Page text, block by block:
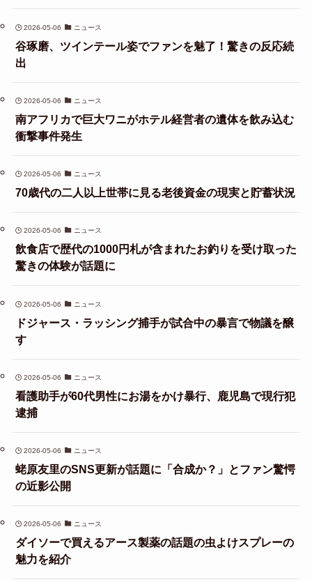
2026-05-06 ニュース
谷琢磨、ツインテール姿でファンを魅了！驚きの反応続
出
2026-05-06 ニュース
南アフリカで巨大ワニがホテル経営者の遺体を飲み込む
衝撃事件発生
2026-05-06 ニュース
70歳代の二人以上世帯に見る老後資金の現実と貯蓄状況
2026-05-06 ニュース
飲食店で歴代の1000円札が含まれたお釣りを受け取った
驚きの体験が話題に
2026-05-06 ニュース
ドジャース・ラッシング捕手が試合中の暴言で物議を醸
す
2026-05-06 ニュース
看護助手が60代男性にお湯をかけ暴行、鹿児島で現行犯
逮捕
2026-05-06 ニュース
蛯原友里のSNS更新が話題に「合成か？」とファン驚愕
の近影公開
2026-05-06 ニュース
ダイソーで買えるアース製薬の話題の虫よけスプレーの
魅力を紹介